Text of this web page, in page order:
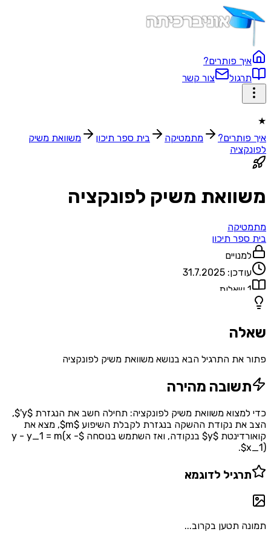
איך פותרים?
תרגול
צור קשר
★
איך פותרים?
מתמטיקה בית ספר תיכון‬
משוואת משיק
לפונקציה
משוואת משיק לפונקציה
מתמטיקה
בית ספר תיכון‬
למנויים
עודכן: 31.7.2025
1 שאלות
שאלה
פתור את התרגיל הבא בנושא משוואת משיק לפונקציה
תשובה מהירה
כדי למצוא משוואת משיק לפונקציה: תחילה חשב את הנגזרת $y'$,
הצב את נקודת ההשקה בנגזרת לקבלת השיפוע $m$, מצא את
קואורדינטת $y$ בנקודה, ואז השתמש בנוסחה $y - y_1 = m(x -
x_1)$.
תרגיל לדוגמא
תמונה תטען בקרוב...